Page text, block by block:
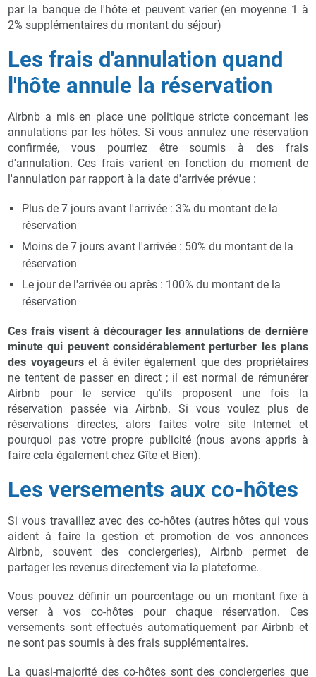
par la banque de l'hôte et peuvent varier (en moyenne 1 à
2% supplémentaires du montant du séjour)
Les frais d'annulation quand
l'hôte annule la réservation
Airbnb a mis en place une politique stricte concernant les
annulations par les hôtes. Si vous annulez une réservation
confirmée, vous pourriez être soumis à des frais
d'annulation. Ces frais varient en fonction du moment de
l'annulation par rapport à la date d'arrivée prévue :
Plus de 7 jours avant l'arrivée : 3% du montant de la
réservation
Moins de 7 jours avant l'arrivée : 50% du montant de la
réservation
Le jour de l'arrivée ou après : 100% du montant de la
réservation
Ces frais visent à décourager les annulations de dernière
minute qui peuvent considérablement perturber les plans
des voyageurset à éviter également que des propriétaires
ne tentent de passer en direct ; il est normal de rémunérer
Airbnb pour le service qu'ils proposent une fois la
réservation passée via Airbnb. Si vous voulez plus de
réservations directes, alors faites votre site Internet et
pourquoi pas votre propre publicité (nous avons appris à
faire cela également chez Gîte et Bien).
Les versements aux co-hôtes
Si vous travaillez avec des co-hôtes (autres hôtes qui vous
aident à faire la gestion et promotion de vos annonces
Airbnb, souvent des conciergeries), Airbnb permet de
partager les revenus directement via la plateforme.
Vous pouvez définir un pourcentage ou un montant fixe à
verser à vos co-hôtes pour chaque réservation. Ces
versements sont effectués automatiquement par Airbnb et
ne sont pas soumis à des frais supplémentaires.
La quasi-majorité des co-hôtes sont des conciergeries que